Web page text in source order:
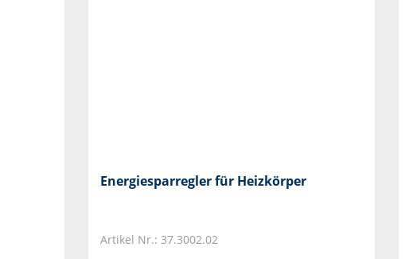
Energiesparregler für Heizkörper
Artikel Nr.: 37.3002.02